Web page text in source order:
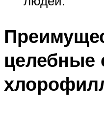
целебные